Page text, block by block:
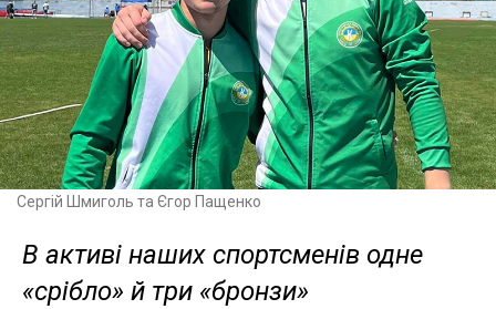
Сергій Шмиголь та Єгор Пащенко
В активі наших спортсменів одне
«срібло» й три «бронзи»